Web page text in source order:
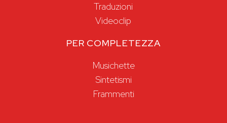
Traduzioni
Videoclip
PER COMPLETEZZA
Musichette
Sintetismi
Frammenti